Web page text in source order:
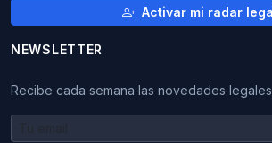
Activar mi radar
NEWSLETTER
Recibe cada semana las novedades